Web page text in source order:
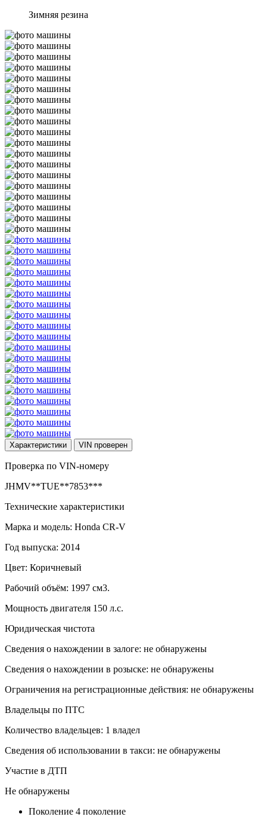
Зимняя резина
Характеристики VIN проверен
Проверка по VIN-номеру
JHMV**TUE**7853***
Технические характеристики
Марка и модель: Honda CR-V
Год выпуска: 2014
Цвет: Коричневый
Рабочий объём: 1997 см3.
Мощность двигателя 150 л.с.
Юридическая чистота
Сведения о нахождении в залоге: не обнаружены
Сведения о нахождении в розыске: не обнаружены
Ограничения на регистрационные действия: не обнаружены
Владельцы по ПТС
Количество владельцев: 1 владел
Сведения об использовании в такси: не обнаружены
Участие в ДТП
Не обнаружены
Поколение 4 поколение